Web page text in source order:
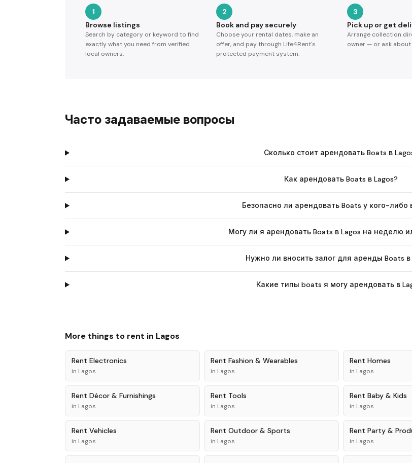
1
Browse listings
Search by category or keyword to find
exactly what you need from verified
local owners.
2
Book and pay securely
Choose your rental dates, make an
offer, and pay through Life4Rent's
protected payment system.
3
Pick up or get
Arrange collection
owner — or ask
Часто задаваемые вопросы
Сколько стоит арендовать Boats в
Как арендовать Boats в Lagos?
Безопасно ли арендовать Boats у кого-либо
Могу ли я арендовать Boats в Lagos на неделю
Нужно ли вносить залог для аренды Boats в
Какие типы boats я могу арендовать в
More things to rent in Lagos
Rent Electronics
in Lagos
Rent Fashion & Wearables
in Lagos
Rent Homes
in Lagos
Rent Décor & Furnishings
in Lagos
Rent Tools
in Lagos
Rent Baby & Kids
in Lagos
Rent Vehicles
in Lagos
Rent Outdoor & Sports
in Lagos
Rent Party &
in Lagos